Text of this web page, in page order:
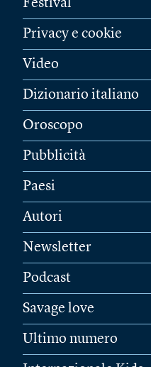
Festival
Privacy e cookie
Video
Dizionario italiano
Oroscopo
Pubblicità
Paesi
Autori
Newsletter
Podcast
Savage love
Ultimo numero